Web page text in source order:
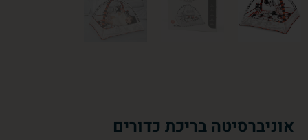
אוניברסיטה בריכת כדורים